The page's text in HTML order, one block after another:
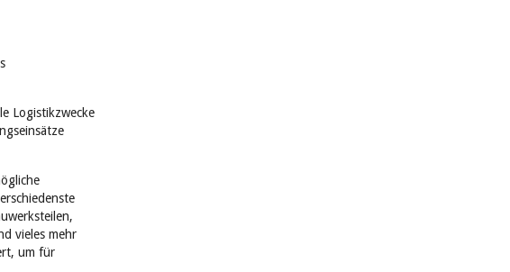
Logistikzwecke
vieles mehr
um für